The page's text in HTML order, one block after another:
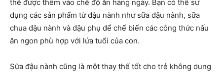
thể được thêm vào chế độ ăn hàng ngày. Bạn có thể sử
dụng các sản phẩm từ đậu nành như sữa đậu nành, sữa
chua đậu nành và đậu phụ để chế biến các công thức nấu
ăn ngon phù hợp với lứa tuổi của con.
Sữa đậu nành cũng là một thay thế tốt cho trẻ không dung